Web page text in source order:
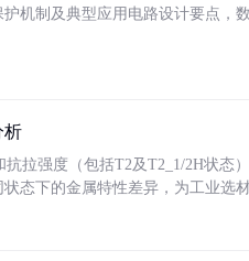
机制及典型应用电路设计要点，
析
拉强度（包括T2及T2_1/2H状态
态下的金属特性差异，为工业选材